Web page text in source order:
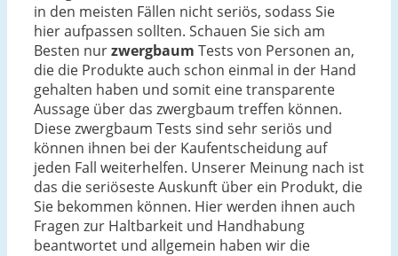
in den meisten Fällen nicht seriös, sodass Sie
hier aufpassen sollten. Schauen Sie sich am
Besten nurzwergbaum Tests von Personen an,
die die Produkte auch schon einmal in der Hand
gehalten haben und somit eine transparente
Aussage über das zwergbaum treffen können.
Diese zwergbaum Tests sind sehr seriös und
können ihnen bei der Kaufentscheidung auf
jeden Fall weiterhelfen. Unserer Meinung nach ist
das die seriöseste Auskunft über ein Produkt, die
Sie bekommen können. Hier werden ihnen auch
Fragen zur Haltbarkeit und Handhabung
beantwortet und allgemein haben wir die